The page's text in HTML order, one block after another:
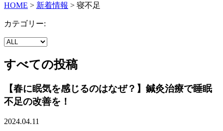
HOME > 新着情報 > 寝不足
カテゴリー:
すべての投稿
【春に眠気を感じるのはなぜ？】鍼灸治療で睡眠
不足の改善を！
2024.04.11